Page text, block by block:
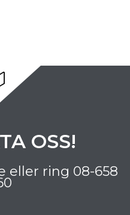
OSS!
eller ring 08-658